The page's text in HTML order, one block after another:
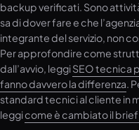
backup verificati. Sono
sa di dover fare e che
integrante del servizio, non
Per approfondire come
dall’avvio, leggiSEO tecnica
fanno davvero la differenza.
standard tecnici al cliente in
leggicome è cambiato il